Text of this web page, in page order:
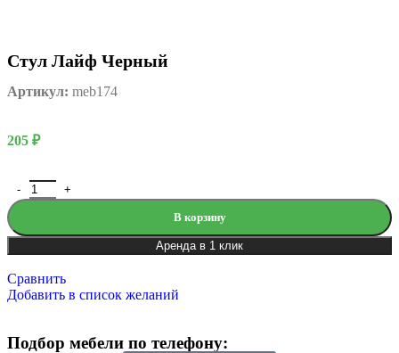
Стул Лайф Черный
Артикул: meb174
205 ₽
В корзину
Аренда в 1 клик
Сравнить
Добавить в список желаний
Подбор мебели по телефону: